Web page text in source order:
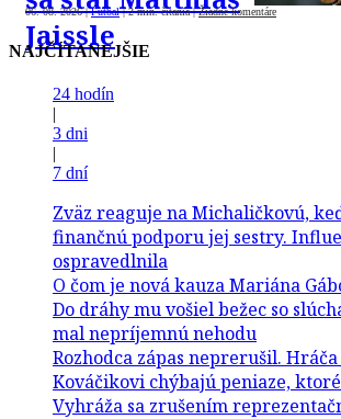
Jaissle
06. 08. 2026| Futbal |2 min. čítania| Žiadne komentáre
NAJČÍTANEJŠIE
24 hodín
|
3 dni
|
7 dní